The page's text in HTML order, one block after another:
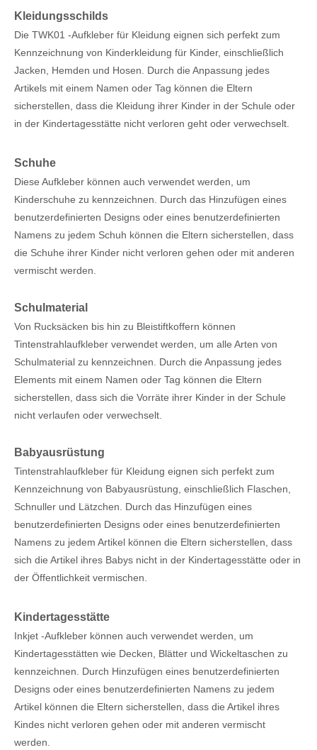
Kleidungsschilds
Die TWK01 -Aufkleber für Kleidung eignen sich perfekt zum
Kennzeichnung von Kinderkleidung für Kinder, einschließlich
Jacken, Hemden und Hosen. Durch die Anpassung jedes
Artikels mit einem Namen oder Tag können die Eltern
sicherstellen, dass die Kleidung ihrer Kinder in der Schule oder
in der Kindertagesstätte nicht verloren geht oder verwechselt.
Schuhe
Diese Aufkleber können auch verwendet werden, um
Kinderschuhe zu kennzeichnen. Durch das Hinzufügen eines
benutzerdefinierten Designs oder eines benutzerdefinierten
Namens zu jedem Schuh können die Eltern sicherstellen, dass
die Schuhe ihrer Kinder nicht verloren gehen oder mit anderen
vermischt werden.
Schulmaterial
Von Rucksäcken bis hin zu Bleistiftkoffern können
Tintenstrahlaufkleber verwendet werden, um alle Arten von
Schulmaterial zu kennzeichnen. Durch die Anpassung jedes
Elements mit einem Namen oder Tag können die Eltern
sicherstellen, dass sich die Vorräte ihrer Kinder in der Schule
nicht verlaufen oder verwechselt.
Babyausrüstung
Tintenstrahlaufkleber für Kleidung eignen sich perfekt zum
Kennzeichnung von Babyausrüstung, einschließlich Flaschen,
Schnuller und Lätzchen. Durch das Hinzufügen eines
benutzerdefinierten Designs oder eines benutzerdefinierten
Namens zu jedem Artikel können die Eltern sicherstellen, dass
sich die Artikel ihres Babys nicht in der Kindertagesstätte oder in
der Öffentlichkeit vermischen.
Kindertagesstätte
Inkjet -Aufkleber können auch verwendet werden, um
Kindertagesstätten wie Decken, Blätter und Wickeltaschen zu
kennzeichnen. Durch Hinzufügen eines benutzerdefinierten
Designs oder eines benutzerdefinierten Namens zu jedem
Artikel können die Eltern sicherstellen, dass die Artikel ihres
Kindes nicht verloren gehen oder mit anderen vermischt
werden.